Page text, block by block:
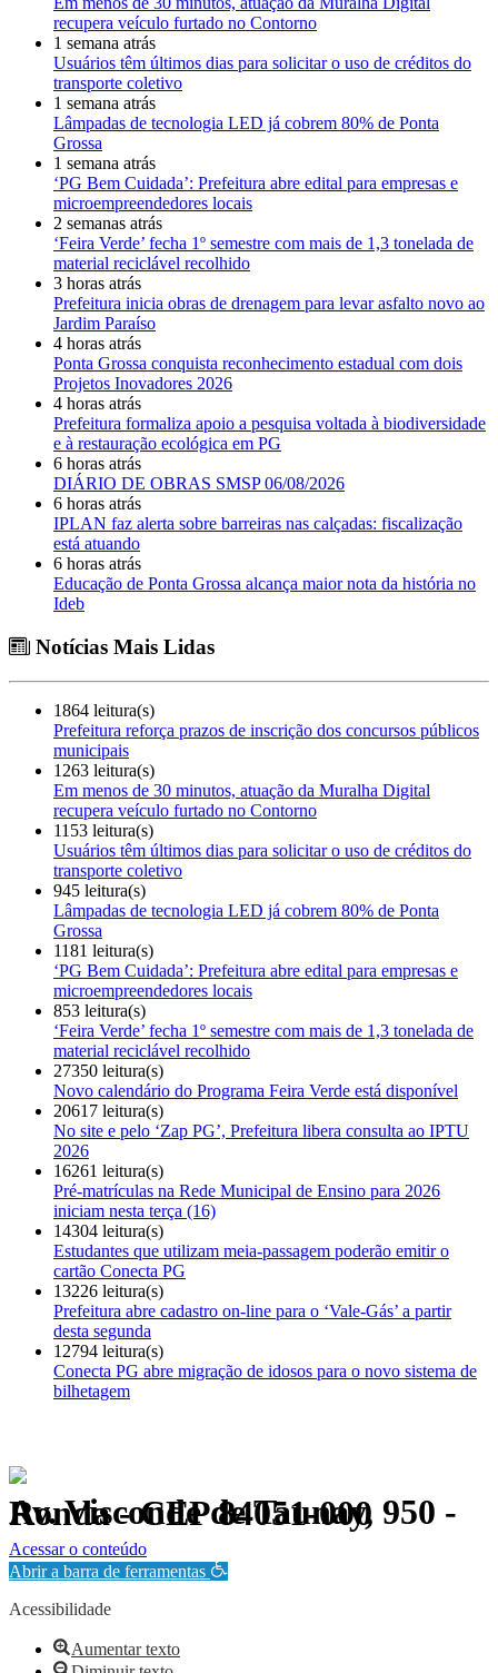
recupera veículo furtado no Contorno
1 semana atrás
Usuários têm últimos dias para solicitar o uso de créditos do
transporte coletivo
1 semana atrás
Lâmpadas de tecnologia LED já cobrem 80% de Ponta
Grossa
1 semana atrás
‘PG Bem Cuidada’: Prefeitura abre edital para empresas e
microempreendedores locais
2 semanas atrás
‘Feira Verde’ fecha 1º semestre com mais de 1,3 tonelada de
material reciclável recolhido
3 horas atrás
Prefeitura inicia obras de drenagem para levar asfalto novo ao
Jardim Paraíso
4 horas atrás
Ponta Grossa conquista reconhecimento estadual com dois
Projetos Inovadores 2026
4 horas atrás
Prefeitura formaliza apoio a pesquisa voltada à biodiversidade
e à restauração ecológica em PG
6 horas atrás
DIÁRIO DE OBRAS SMSP 06/08/2026
6 horas atrás
IPLAN faz alerta sobre barreiras nas calçadas: fiscalização
está atuando
6 horas atrás
Educação de Ponta Grossa alcança maior nota da história no
Ideb
Notícias Mais Lidas
1864 leitura(s)
Prefeitura reforça prazos de inscrição dos concursos públicos
municipais
1263 leitura(s)
Em menos de 30 minutos, atuação da Muralha Digital
recupera veículo furtado no Contorno
1153 leitura(s)
Usuários têm últimos dias para solicitar o uso de créditos do
transporte coletivo
945 leitura(s)
Lâmpadas de tecnologia LED já cobrem 80% de Ponta
Grossa
1181 leitura(s)
‘PG Bem Cuidada’: Prefeitura abre edital para empresas e
microempreendedores locais
853 leitura(s)
‘Feira Verde’ fecha 1º semestre com mais de 1,3 tonelada de
material reciclável recolhido
27350 leitura(s)
Novo calendário do Programa Feira Verde está disponível
20617 leitura(s)
No site e pelo ‘Zap PG’, Prefeitura libera consulta ao IPTU
2026
16261 leitura(s)
Pré-matrículas na Rede Municipal de Ensino para 2026
iniciam nesta terça (16)
14304 leitura(s)
Estudantes que utilizam meia-passagem poderão emitir o
cartão Conecta PG
13226 leitura(s)
Prefeitura abre cadastro on-line para o ‘Vale-Gás’ a partir
desta segunda
12794 leitura(s)
Conecta PG abre migração de idosos para o novo sistema de
bilhetagem
Av. Visconde de Taunay, 950 - Ronda - CEP 84051-000
Política de Privacidade.
Acessar o conteúdo
Abrir a barra de ferramentas
Acessibilidade
Aumentar texto